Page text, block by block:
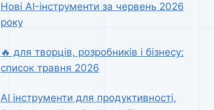
Нові AI-інструменти за червень 2026
року
🔥 для творців, розробників і бізнесу:
список травня 2026
AI інструменти для продуктивності,